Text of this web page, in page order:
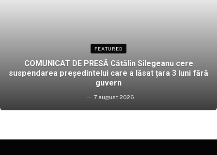
FEATURED
COMUNICAT DE PRESĂ Cătălin Silegeanu cere
suspendarea președintelui care a lăsat țara 3 luni fără
guvern
7 august 2026